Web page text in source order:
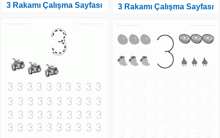
3 Rakamı Çalışma Sayfası 3 Rakamı Çalışma Sayfası